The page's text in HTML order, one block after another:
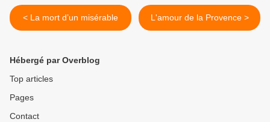
< La mort d’un misérable L'amour de la Provence >
Hébergé par Overblog
Top articles
Pages
Contact